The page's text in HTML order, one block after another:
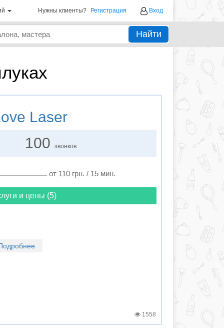
Нужны клиенты? Регистрация Вход
Найти
Laser
100
звонков
от 110 грн. / 15 мин.
и цены (5)
1558